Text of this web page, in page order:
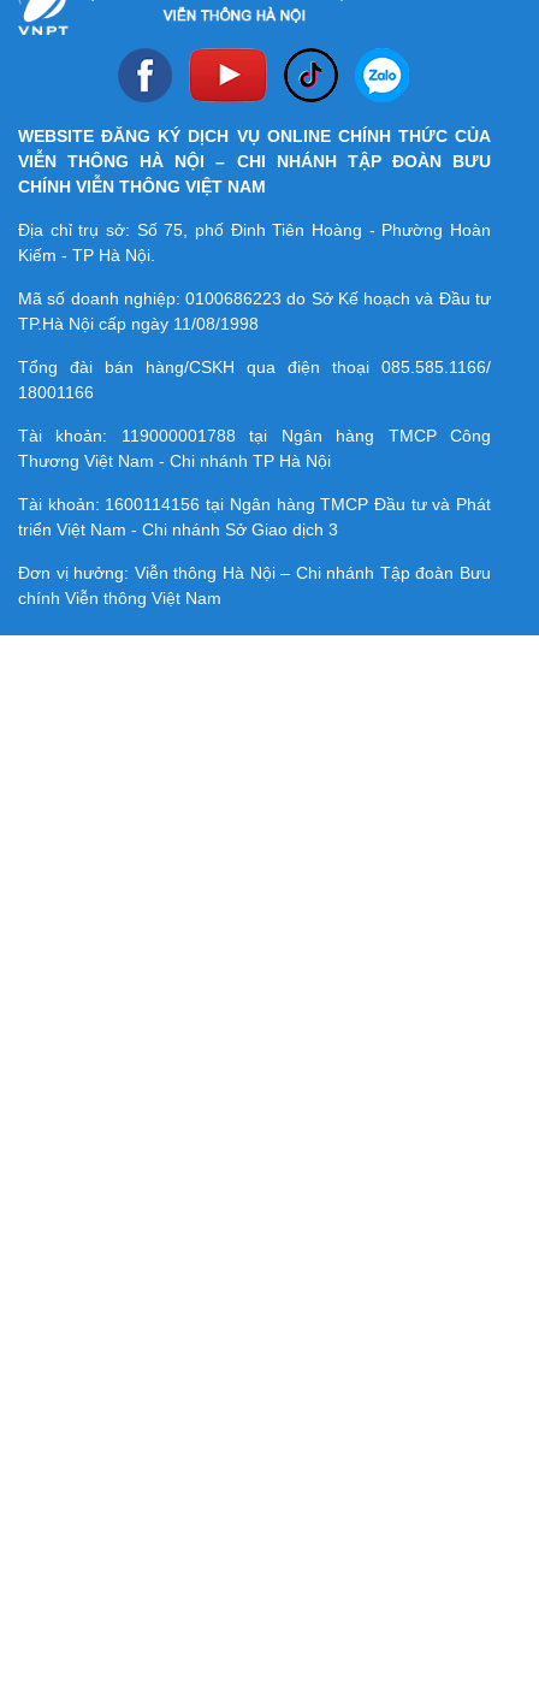
WEBSITE ĐĂNG KÝ DỊCH VỤ ONLINE CHÍNH THỨC CỦA
VIỄN THÔNG HÀ NỘI – CHI NHÁNH TẬP ĐOÀN BƯU
CHÍNH VIỄN THÔNG VIỆT NAM
Địa chỉ trụ sở: Số 75, phố Đinh Tiên Hoàng - Phường Hoàn
Kiếm - TP Hà Nội.
Mã số doanh nghiệp:0100686223 do Sở Kế hoạch và Đầu tư
TP.Hà Nội cấp ngày 11/08/1998
Tổng đài bán hàng/CSKH qua điện thoại 085.585.1166/
18001166
Tài khoản: 119000001788 tại Ngân hàng TMCP Công
Thương Việt Nam - Chi nhánh TP Hà Nội
Tài khoản: 1600114156 tại Ngân hàng TMCP Ðầu tư và Phát
triển Việt Nam - Chi nhánh Sở Giao dịch 3
Đơn vị hưởng: Viễn thông Hà Nội – Chi nhánh Tập đoàn Bưu
chính Viễn thông Việt Nam